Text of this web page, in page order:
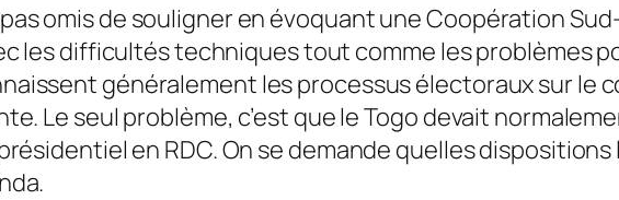
pas omis de souligner en évoquant une Coopération
les difficultés techniques tout comme les problèmes
généralement les processus électoraux sur le
Le seul problème, c’est que le Togo devait
en RDC. On se demande quelles